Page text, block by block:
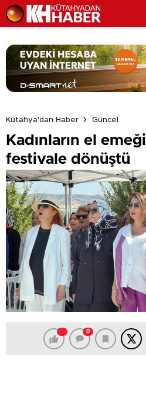
Kütahya'dan Haber
Güncel
Kadınların el emeği
festivale dönüştü
0